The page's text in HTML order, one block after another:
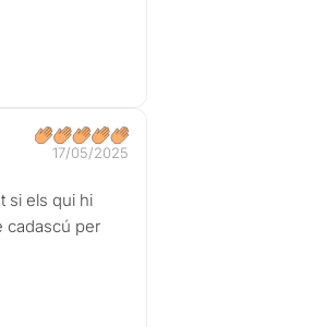
17/05/2025
si els qui hi
cadascú per